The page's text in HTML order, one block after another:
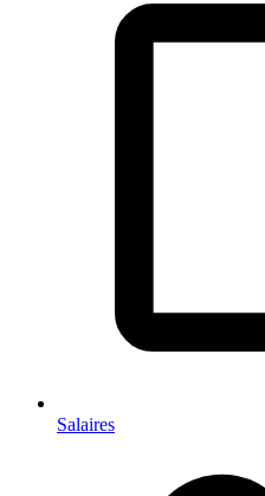
Salaires